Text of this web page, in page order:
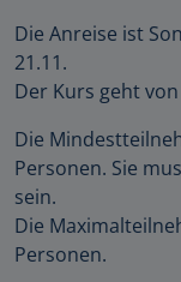
Die Anreise ist
21.11.
Der Kurs geht
Die
Personen. Sie
sein.
Die
Personen.